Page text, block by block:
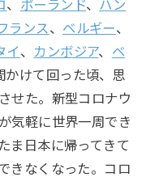
、 ポーランド、 ハン
ランス 、 ベルギー、
イ、 カンボジア、 ベ
かけて回った頃、思
せた。新型コロナウ
気軽に世界一周でき
ま日本に帰ってきて
きなくなった。コロ